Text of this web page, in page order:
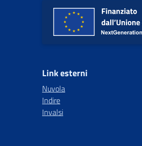
Link esterni
Nuvola
Indire
Invalsi